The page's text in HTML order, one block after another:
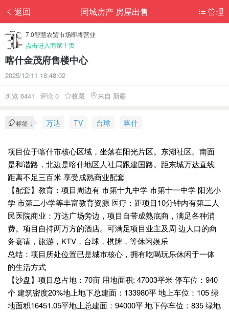
返回 管理
同城房产 房屋出售
7.0智慧农贸市场即将营业
点击进入商家主页
喀什金茂府售楼中心
2025/12/11 18:48:02
浏览 6441 评论 0 收藏 来自 新疆
标签： 万达 TV 台球 喀什
项目位于喀什市核心区域，坐落在阳光片区。东湖社区。南面
是和谐路，北边是喀什地区人社局跟建国路。距东城万达直线
距离不足三百米 享受成熟商业配套
【配套】教育：项目周边有 市第十九中学 市第十一中学 阳光小
学 市第二小学等丰富教育资源 医疗：距项目10分钟内有第二人
民医院商业：万达广场旁边，项目自带成熟底商，满足各种消
费。项目自持两万方的酒店。可满足项目业主及周 边人口的商
务宴请，旅游，KTV，台球，棋牌，等休闲娱乐
总结：项目所处位置已是城市核心，拥有吃喝玩乐休闲于一体
的生活方式
【沙盘】项目总占地：70亩 用地面积: 47003平米 停车位：940
个 建筑密度20%地上地下总建面：133980平 地上车位：105 绿
地面积16451.05平地上总建面：94000平 地下停车位：835 绿地